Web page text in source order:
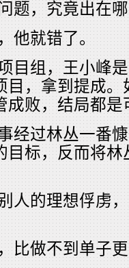
题，究竟出在
他就错了。
目组，王小峰
目，拿到提成
成败，结局都是
经过林丛一番
目标，反而将
人的理想俘虏
比做不到单子